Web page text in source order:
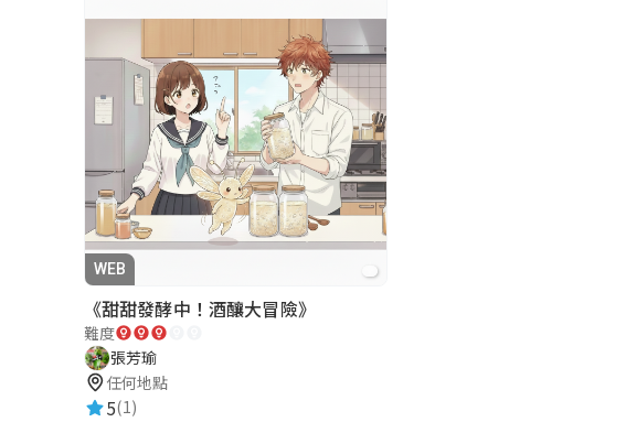
WEB
《甜甜發酵中！酒釀大冒險》
難度
張芳瑜
任何地點
5(1)